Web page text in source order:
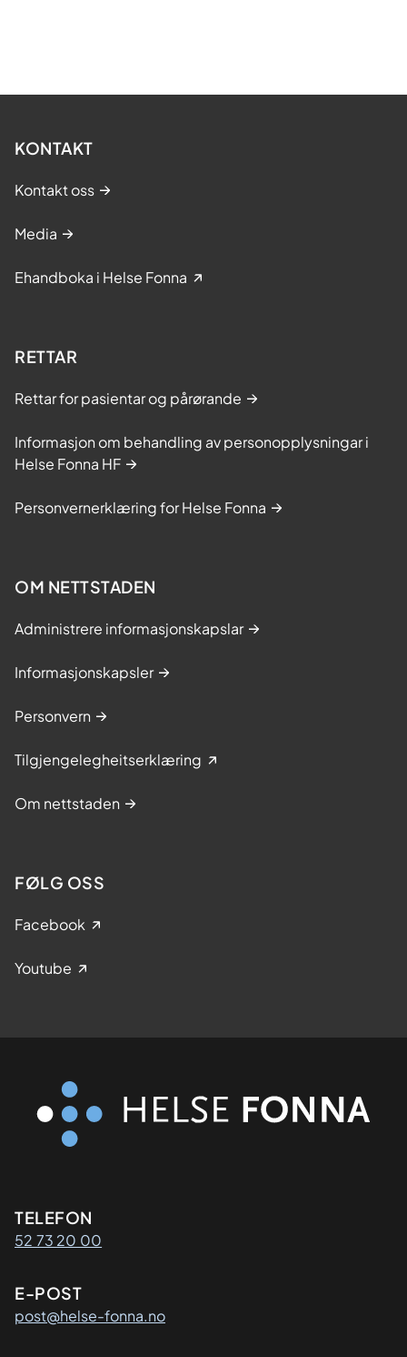
KONTAKT
Kontakt oss
Media
Ehandboka i Helse Fonna
RETTAR
Rettar for pasientar og pårørande
Informasjon om behandling av personopplysningar i
Helse Fonna HF
Personvernerklæring for Helse Fonna
OM NETTSTADEN
Administrere informasjonskapslar
Informasjonskapsler
Personvern
Tilgjengelegheitserklæring
Om nettstaden
FØLG OSS
Facebook
Youtube
Kontaktinformasjon
TELEFON
52 73 20 00
E-POST
post@helse-fonna.no